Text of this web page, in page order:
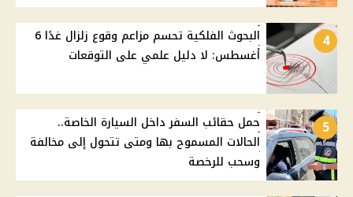
4
البحوث الفلكية تحسم مزاعم وقوع زلزال غدًا 6
أغسطس: لا دليل علمي على التوقعات
5
حمل حقائب السفر داخل السيارة الخاصة..
الحالات المسموح بها ومتى تتحول إلى مخالفة
وسحب للرخصة